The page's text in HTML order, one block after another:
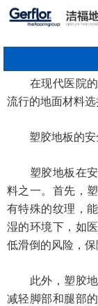
在现代医院的
流行的地面材料
塑胶地板的安
塑胶地板在安
料之一。首先，
有特殊的纹理，
湿的环境下，如
低滑倒的风险，保
此外，塑胶地
减轻脚部和腿部